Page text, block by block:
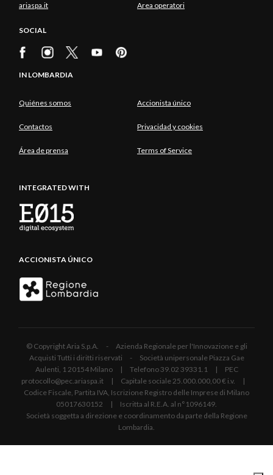
ariaspa.it Area operatori
SOCIAL
IN LOMBARDIA
Quiénes somos Accionista único
Contactos Privacidad y cookies
Área de prensa Terms of Service
INTEGRATED WITH
ACCIONISTA ÚNICO
© Copyright Aria S.p.A. - Azienda Regionale per l'Innovazione e gli
Acquisti Tutti i diritti riservati - Società unipersonale Piazza Gae
Aulenti, 1 20154 Milano | Telefono 39.02 39331.1 | PEC
protocollo@pec.ariaspa.it | Capitale sociale 25.000.000,00 € i.v. |
Codice Fiscale, Partita IVA, Iscrizione Registro delle Imprese di Milano
05017630152 | Iscritta al R.E.A. al n°1096149.
Società soggetta a direzione e coordinamento da parte della Regione
Lombardia.